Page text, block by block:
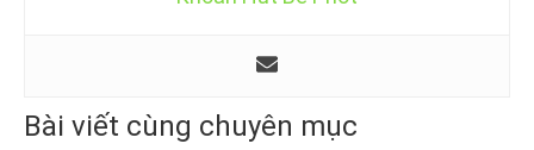
Bài viết cùng chuyên mục